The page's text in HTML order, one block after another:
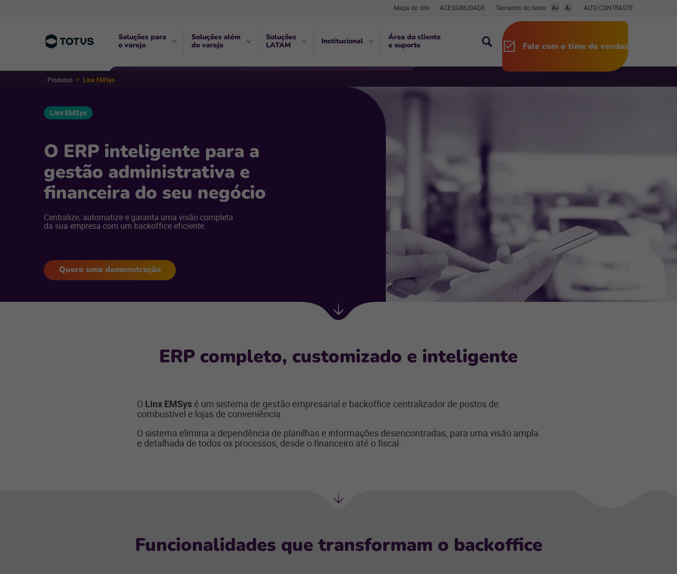
Mapa do site ACESSIBILIDADE Tamanho do texto: A+ A- ALTO CONTRASTE
Soluções para
o varejo
Soluções além
do varejo
Soluções
LATAM
Institucional
Área do cliente
e suporte
Fale com o time de vendas
Produtos Linx EMSys
Linx EMSys
O ERP inteligente para a
gestão administrativa e
financeira do seu negócio
Centralize, automatize e garanta uma visão completa
da sua empresa com um backoffice eficiente.
Quero uma demonstração
ERP completo, customizado e inteligente
O Linx EMSys é um sistema de gestão empresarial e backoffice centralizador de postos de
combustível e lojas de conveniência.
O sistema elimina a dependência de planilhas e informações desencontradas, para uma visão ampla
e detalhada de todos os processos, desde o financeiro até o fiscal.
Próxima
Funcionalidades que transformam o backoffice